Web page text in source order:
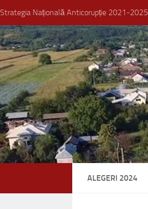
Strategia Națională Anticorupție 2021-2025
ALEGERI 2024